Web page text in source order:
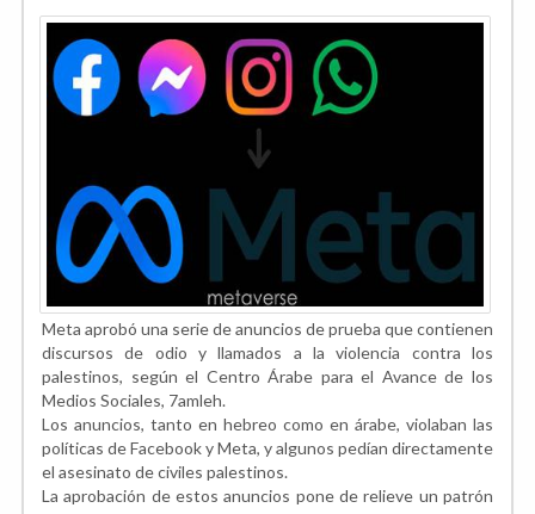
Meta aprobó una serie de anuncios de prueba que contienen
discursos de odio y llamados a la violencia contra los
palestinos, según el Centro Árabe para el Avance de los
Medios Sociales, 7amleh.
Los anuncios, tanto en hebreo como en árabe, violaban las
políticas de Facebook y Meta, y algunos pedían directamente
el asesinato de civiles palestinos.
La aprobación de estos anuncios pone de relieve un patrón